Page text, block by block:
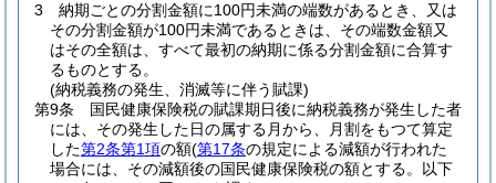
3
納期ごとの分割金額に100円未満の端数があるとき、又は
その分割金額が100円未満であるときは、その端数金額又
はその全額は、すべて最初の納期に係る分割金額に合算す
るものとする。
(納税義務の発生、消滅等に伴う賦課)
第9条
国民健康保険税の賦課期日後に納税義務が発生した者
には、その発生した日の属する月から、月割をもつて算定
した第2条第1項の額(第17条の規定による減額が行われた
場合には、その減額後の国民健康保険税の額とする。以下